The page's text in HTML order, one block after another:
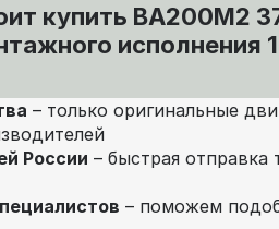
купить ВА200M2
исполнения
– только оригинальные
России – быстрая
– поможем